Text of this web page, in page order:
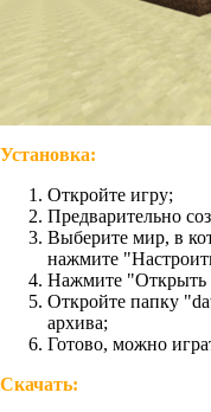
Установка:
Откройте игру;
Предварительно
Выберите мир, в
нажмите
Нажмите "Открыть
Откройте папку
архива;
Готово, можно
Скачать: